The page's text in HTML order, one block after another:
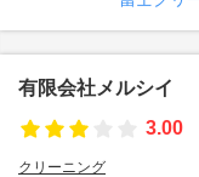
有限会社メルシイ
3.00
クリーニング